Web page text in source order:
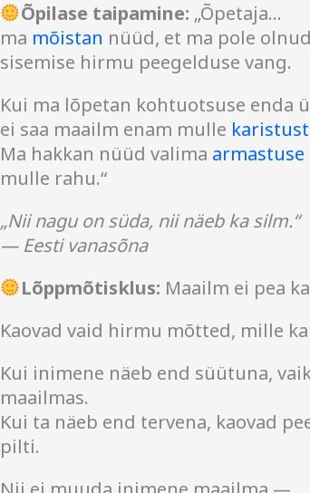
Õpilase taipamine: „Õpetaja…
ma mõistan nüüd, et ma pole
sisemise hirmu peegelduse vang.
Kui ma lõpetan kohtuotsuse enda
ei saa maailm enam mulle karistust
Ma hakkan nüüd valima armastuse
mulle rahu.“
„Nii nagu on süda, nii näeb ka silm.“
— Eesti vanasõna
Lõppmõtisklus: Maailm ei pea
Kaovad vaid hirmu mõtted, mille
Kui inimene näeb end süütuna,
maailmas.
Kui ta näeb end tervena, kaovad
pilti.